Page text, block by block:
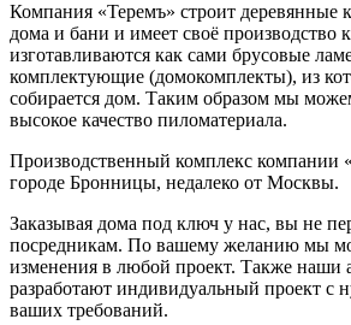
Компания «Теремъ» строит деревянные
дома и бани и имеет своё производство
изготавливаются как сами брусовые
комплектующие (домокомплекты), из
собирается дом. Таким образом мы
высокое качество пиломатериала.
Производственный комплекс компании
городе Бронницы, недалеко от Москвы.
Заказывая дома под ключ у нас, вы не
посредникам. По вашему желанию мы
изменения в любой проект. Также наши
разработают индивидуальный проект с
ваших требований.